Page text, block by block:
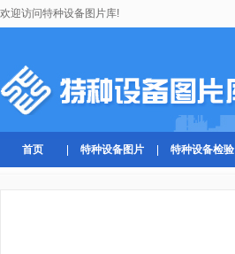
欢迎访问特种设备图片库!
首页 特种设备图片 特种设备检验